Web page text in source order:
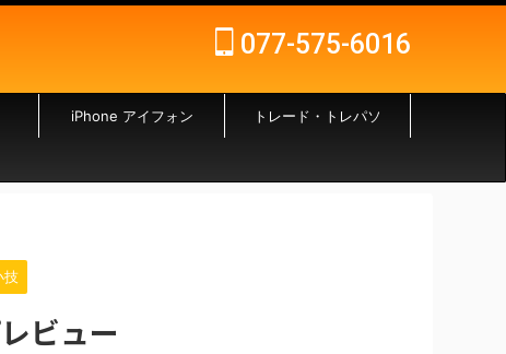
077-575-6016
iPhone アイフォン トレード・トレパソ
技
ビュー